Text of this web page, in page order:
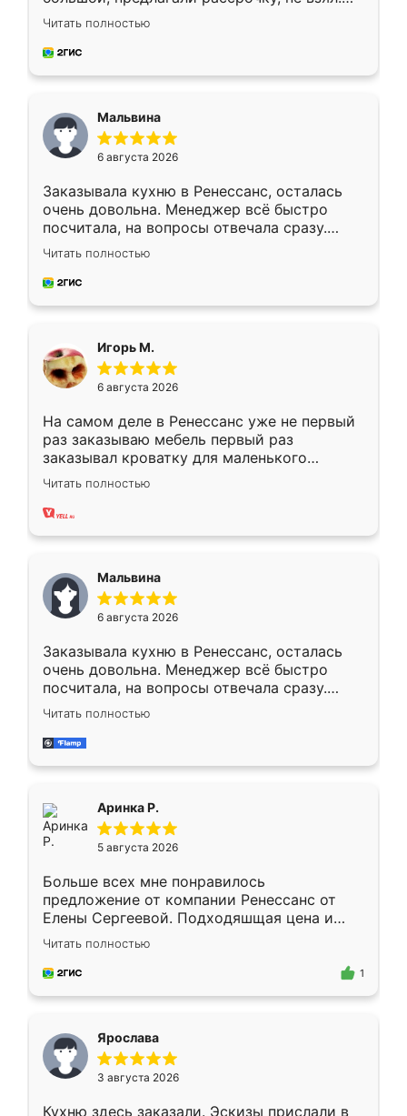
Ждал меньше месяца, сборщик с прямыми
руками. По цене вышло адекватно.
Рекомендую!
Читать полностью
Мальвина
6 августа 2026
Заказывала кухню в Ренессанс, осталась
очень довольна. Менеджер всё быстро
посчитала, на вопросы отвечала сразу.
Замерщик приехал в субботу, подошёл к
делу со всей ответственностью. Собрали
за день, ребята работали аккуратно, даже
Читать полностью
Игорь М.
6 августа 2026
На самом деле в Ренессанс уже не первый
раз заказываю мебель первый раз
заказывал кроватку для маленького
ребёнка при его рождении ,во второй раз
заказал шкаф-купе. По качеству очень
хорошее сборка достаточно быстрая,
меньше, здесь же он более разнообразный.
Мне нравится ,если что-то потребуется из
мебели буду заказывать только здесь.
Читать полностью
Мальвина
6 августа 2026
Заказывала кухню в Ренессанс, осталась
очень довольна. Менеджер всё быстро
посчитала, на вопросы отвечала сразу.
Замерщик приехал в субботу, подошёл к
делу со всей ответственностью. Собрали
за день, ребята работали аккуратно, даже
Читать полностью
Аринка Р.
5 августа 2026
Больше всех мне понравилось
предложение от компании Ренессанс от
Елены Сергеевой. Подходяшщая цена и
короткие сроки изготовления. Приехавший
для замера сотрудник Владислав
предложил по моему эскизу самый
Читать полностью
1
Ярослава
3 августа 2026
Кухню здесь заказали. Эскизы прислали в